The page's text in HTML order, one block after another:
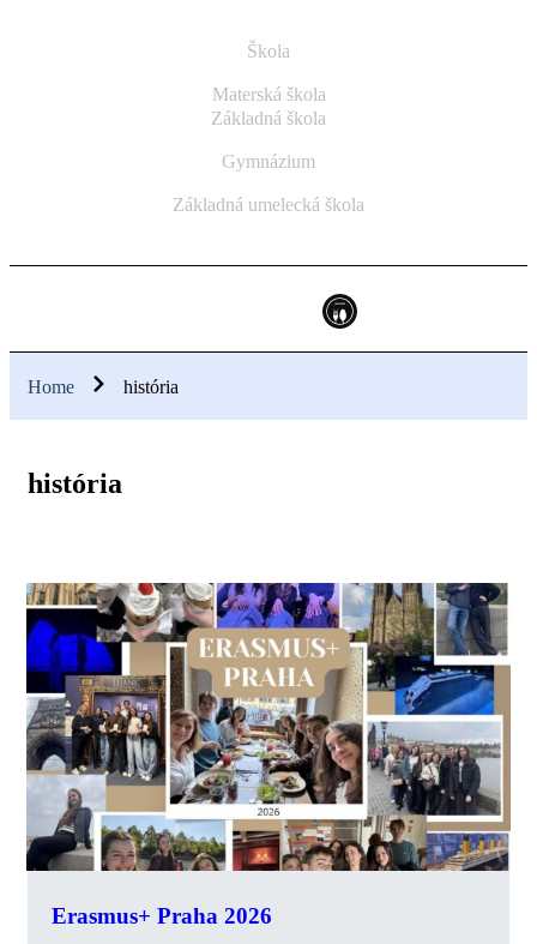
Škola
Materská škola
Základná škola
Gymnázium
Základná umelecká škola
Home história
história
Erasmus+ Praha 2026